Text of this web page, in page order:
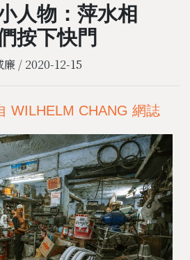
人物：萍水相
按下快門
廉 / 2020-12-15
WILHELM CHANG 網誌